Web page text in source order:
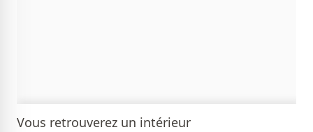
Vous retrouverez un intérieur